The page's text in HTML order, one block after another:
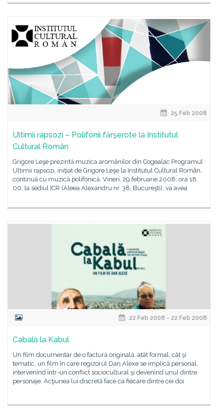
25 Feb 2008
Ultimii rapsozi – Polifonii fărşerote la Institutul
Cultural Român
Grigore Leşe prezintă muzica aromânilor din Cogealac Programul
Ultimii rapsozi, iniţiat de Grigore Leşe la Institutul Cultural Român,
continuă cu muzică polifonică. Vineri, 29 februarie 2008, ora 18.
00, la sediul ICR (Aleea Alexandru nr. 38, Bucureşti), va avea
22 Feb 2008 - 22 Feb 2008
Cabală la Kabul
Un film documentar de o factură originală, atât formal, cât şi
tematic, un film în care regizorul Dan Alexe se implică personal,
intervenind într-un conflict sociocultural şi devenind unul dintre
personaje. Acţiunea lui discretă face ca fiecare dintre cei doi